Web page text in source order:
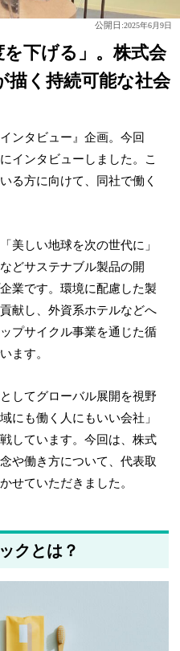
公開日:2025年6月9日
下げる」。株式会
描く持続可能な社会
ンタビュー』企画。今回
インタビューしました。こ
る方に向けて、同社で働く
美しい地球を次の世代に」
どサステナブル製品の開
業です。環境に配慮した製
献し、外資系ホテルなどへ
プサイクル事業を通じた循
ます。
してグローバル展開を視野
にも働く人にもいい会社」
しています。今回は、株式
や働き方について、代表取
せていただきました。
クとは？